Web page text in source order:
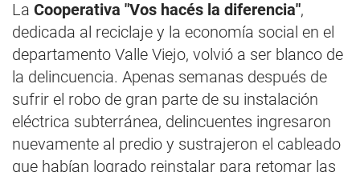
La Cooperativa "Vos hacés la diferencia",
dedicada al reciclaje y la economía social en el
departamento Valle Viejo, volvió a ser blanco de
la delincuencia. Apenas semanas después de
sufrir el robo de gran parte de su instalación
eléctrica subterránea, delincuentes ingresaron
nuevamente al predio y sustrajeron el cableado
que habían logrado reinstalar para retomar las